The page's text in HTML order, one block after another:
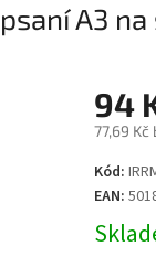
A3
94
77,69 Kč
Měrná
cena:
Kód:
EAN: